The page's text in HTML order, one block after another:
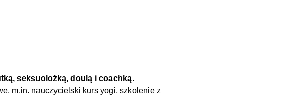
seksuolożką, doulą i coachką.
m.in. nauczycielski kurs yogi, szkolenie z